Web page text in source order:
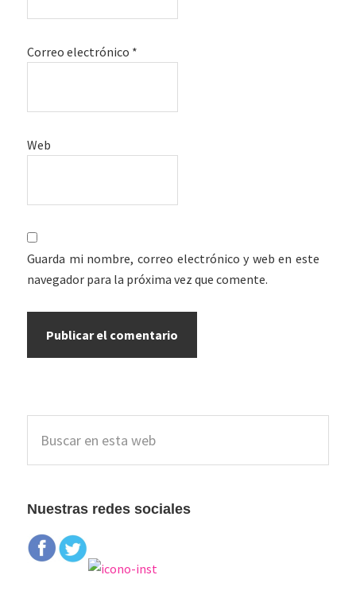
Correo electrónico *
Web
Guarda mi nombre, correo electrónico y web en este
navegador para la próxima vez que comente.
Barra
lateral
esta
Nuestras redes sociales